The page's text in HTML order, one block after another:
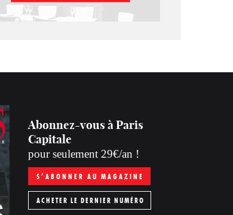
Abonnez-vous à Paris
Capitale
pour seulement 29€/an !
S’ABONNER AU MAGAZINE
ACHETER LE DERNIER NUMÉRO